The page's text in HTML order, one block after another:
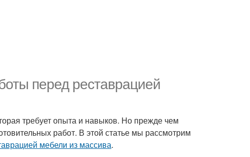
перед реставрацией
требует опыта и навыков. Но прежде чем
работ. В этой статье мы рассмотрим
мебели из массива.